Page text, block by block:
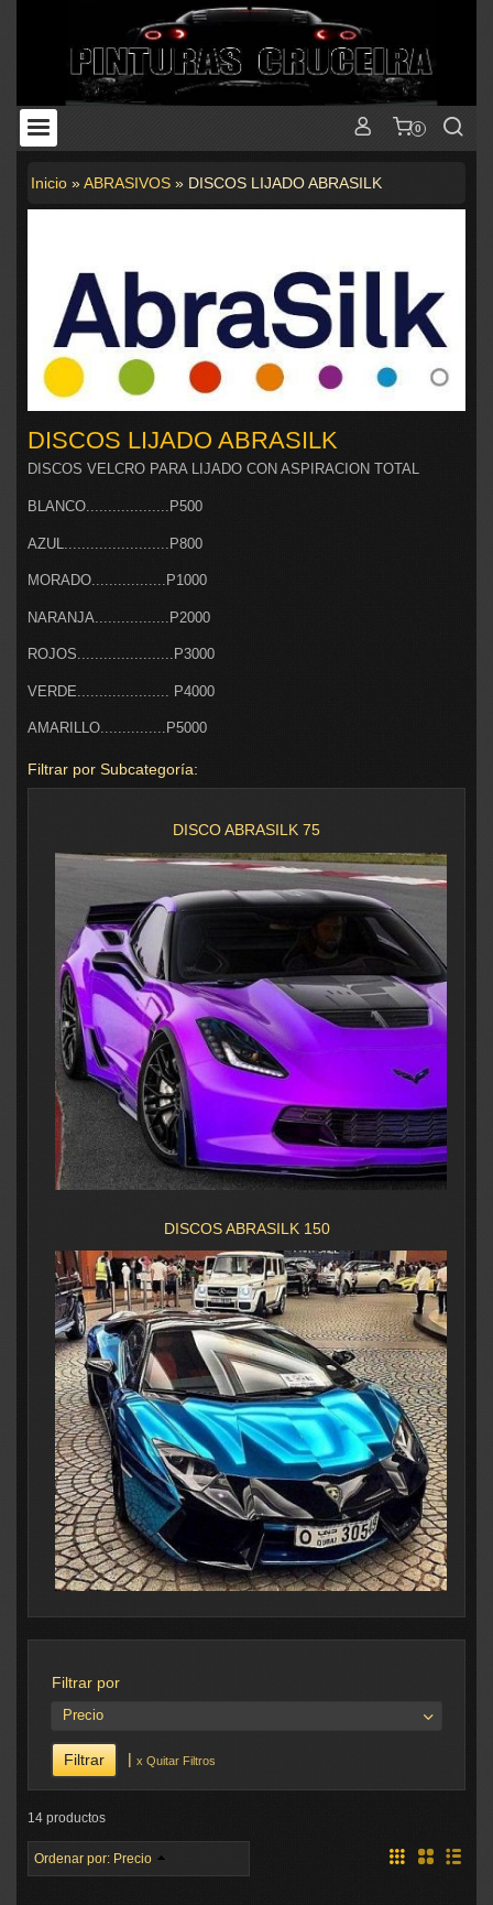
0
Inicio »ABRASIVOS » DISCOS LIJADO ABRASILK
DISCOS LIJADO ABRASILK
DISCOS VELCRO PARA LIJADO CON ASPIRACION TOTAL
BLANCO...................P500
AZUL........................P800
MORADO.................P1000
NARANJA.................P2000
ROJOS......................P3000
VERDE..................... P4000
AMARILLO...............P5000
Filtrar por Subcategoría:
DISCO ABRASILK 75
DISCOS ABRASILK 150
Filtrar por
Precio
x Quitar Filtros
14 productos
Ordenar por: Precio